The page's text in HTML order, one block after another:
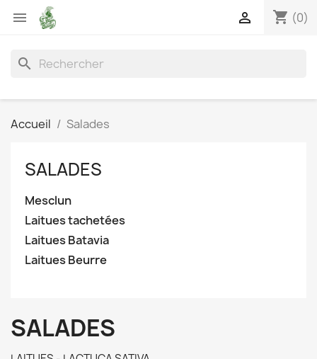
 shopping_cart (0)

search
Accueil Salades
SALADES
Mesclun
Laitues tachetées
Laitues Batavia
Laitues Beurre
SALADES